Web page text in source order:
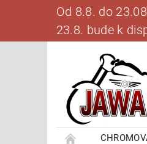
Od 8.8. do
23.8. bude k